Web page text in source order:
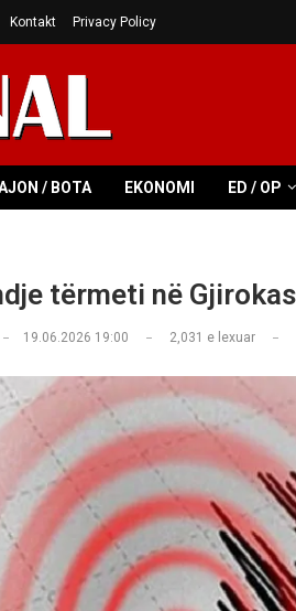
Kontakt Privacy Policy
/ BOTA EKONOMI ED / OP
tërmeti në
19.06.2026 19:00 2,031 e lexuar